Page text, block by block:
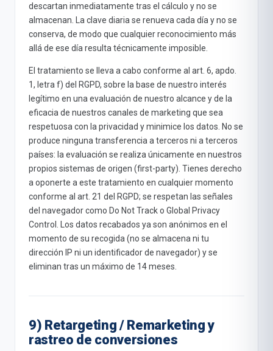
descartan inmediatamente tras el cálculo y no se
almacenan. La clave diaria se renueva cada día y no se
conserva, de modo que cualquier reconocimiento más
allá de ese día resulta técnicamente imposible.
El tratamiento se lleva a cabo conforme al art. 6, apdo.
1, letra f) del RGPD, sobre la base de nuestro interés
legítimo en una evaluación de nuestro alcance y de la
eficacia de nuestros canales de marketing que sea
respetuosa con la privacidad y minimice los datos. No se
produce ninguna transferencia a terceros ni a terceros
países: la evaluación se realiza únicamente en nuestros
propios sistemas de origen (first-party). Tienes derecho
a oponerte a este tratamiento en cualquier momento
conforme al art. 21 del RGPD; se respetan las señales
del navegador como Do Not Track o Global Privacy
Control. Los datos recabados ya son anónimos en el
momento de su recogida (no se almacena ni tu
dirección IP ni un identificador de navegador) y se
eliminan tras un máximo de 14 meses.
9) Retargeting / Remarketing y
rastreo de conversiones